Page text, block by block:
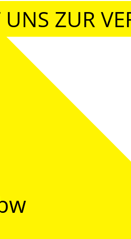
ZUR